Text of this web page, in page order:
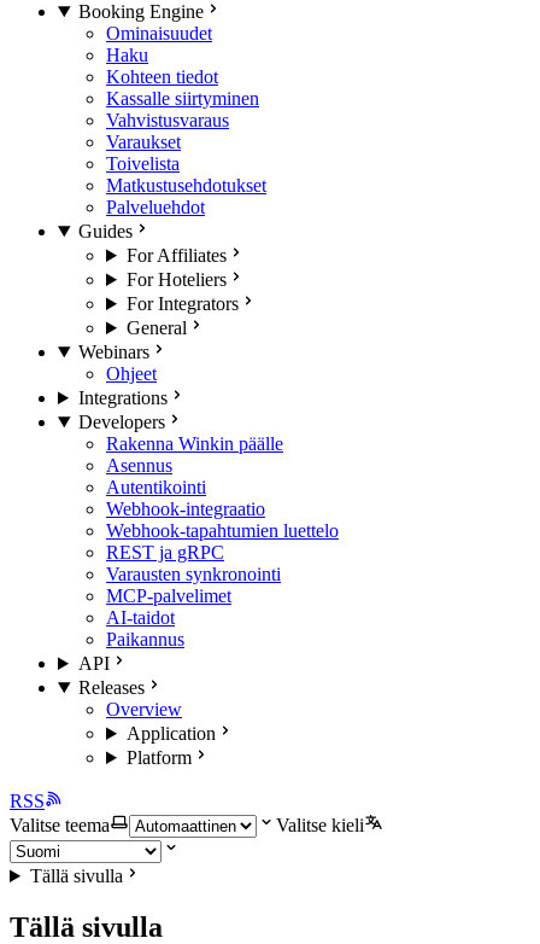
Booking Engine
Ominaisuudet
Haku
Kohteen tiedot
Kassalle siirtyminen
Vahvistusvaraus
Varaukset
Toivelista
Matkustusehdotukset
Palveluehdot
Guides
For Affiliates
For Hoteliers
For Integrators
General
Webinars
Ohjeet
Integrations
Developers
Rakenna Winkin päälle
Asennus
Autentikointi
Webhook-integraatio
Webhook-tapahtumien luettelo
REST ja gRPC
Varausten synkronointi
MCP-palvelimet
AI-taidot
Paikannus
API
Releases
Overview
Application
Platform
RSS
Valitse teema
Valitse kieli
Tällä sivulla
Tällä sivulla